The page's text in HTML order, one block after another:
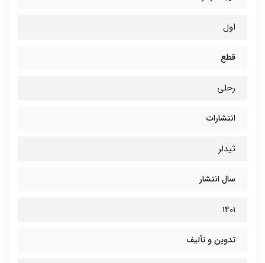
اول
قطع
رحلی
انتشارات
ثیدلر
سال انتشار
1401
تدوین و تألیف